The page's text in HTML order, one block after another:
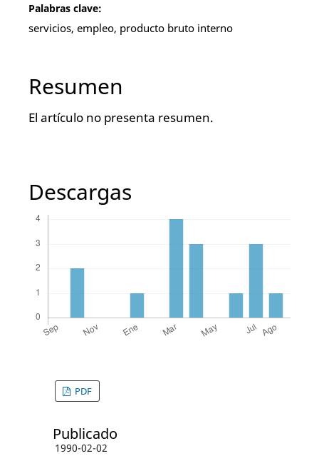
Palabras clave:
servicios, empleo, producto bruto interno
Resumen
El artículo no presenta resumen.
Descargas
PDF
Publicado
1990-02-02